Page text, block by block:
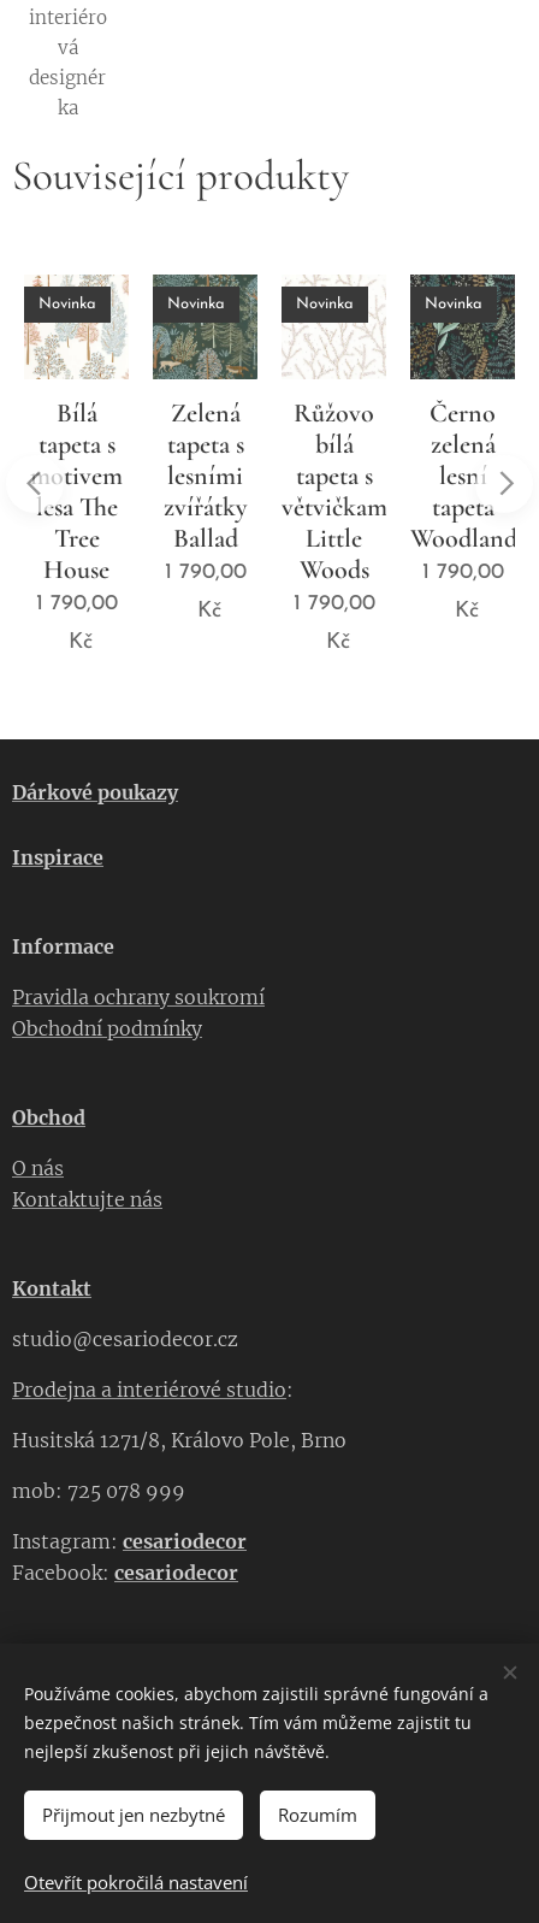
DO KOŠÍKU
interiéro
vá
designér
ka
Související produkty
Bílá
tapeta s
motivem
lesa The
Tree
House
Novinka
1 790,00
Kč
Zelená
tapeta s
lesními
zvířátky
Ballad
Novinka
1 790,00
Kč
Růžovo
bílá
tapeta s
větvičkami
Little
Woods
Novinka
1 790,00
Kč
Černo
zelená
lesní
tapeta
Woodland
Novinka
1 790,00
Kč
Dárkové poukazy
Inspirace
Informace
Pravidla ochrany soukromí
Obchodní podmínky
Obchod
O nás
Kontaktujte nás
Kontakt
studio@cesariodecor.cz
Prodejna a interiérové studio:
Husitská 1271/8, Královo Pole, Brno
mob: 725 078 999
Instagram: cesariodecor
Facebook: cesariodecor
CESARIO DECOR
Copyright 2023CESARIO DECOR. Všechna práva vyhrazena.
Cookies
Používáme cookies, abychom zajistili správné fungování a
bezpečnost našich stránek. Tím vám můžeme zajistit tu
nejlepší zkušenost při jejich návštěvě.
Přijmout jen nezbytné Rozumím
Otevřít pokročilá nastavení